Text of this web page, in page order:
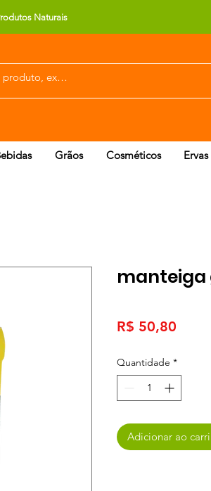
Naturais
Grãos Cosméticos
manteiga
R$ 50,80
Quantidade *
Adicionar ao